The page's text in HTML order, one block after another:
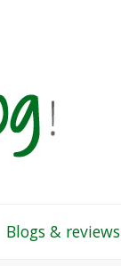
Blogs & reviews